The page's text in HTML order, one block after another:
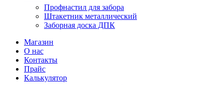
Профнастил для забора
Штакетник металлический
Заборная доска ДПК
Магазин
О нас
Контакты
Прайс
Калькулятор